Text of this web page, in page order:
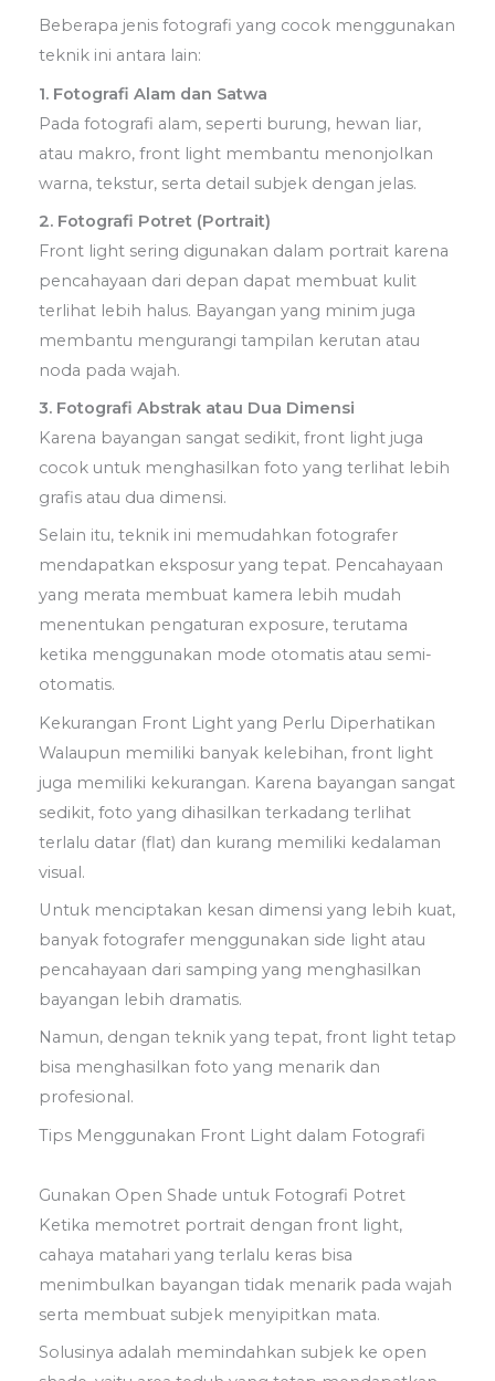
Beberapa jenis fotografi yang cocok menggunakan
teknik ini antara lain:
1. Fotografi Alam dan Satwa
Pada fotografi alam, seperti burung, hewan liar,
atau makro, front light membantu menonjolkan
warna, tekstur, serta detail subjek dengan jelas.
2. Fotografi Potret (Portrait)
Front light sering digunakan dalam portrait karena
pencahayaan dari depan dapat membuat kulit
terlihat lebih halus. Bayangan yang minim juga
membantu mengurangi tampilan kerutan atau
noda pada wajah.
3. Fotografi Abstrak atau Dua Dimensi
Karena bayangan sangat sedikit, front light juga
cocok untuk menghasilkan foto yang terlihat lebih
grafis atau dua dimensi.
Selain itu, teknik ini memudahkan fotografer
mendapatkan eksposur yang tepat. Pencahayaan
yang merata membuat kamera lebih mudah
menentukan pengaturan exposure, terutama
ketika menggunakan mode otomatis atau semi-
otomatis.
Kekurangan Front Light yang Perlu Diperhatikan
Walaupun memiliki banyak kelebihan, front light
juga memiliki kekurangan. Karena bayangan sangat
sedikit, foto yang dihasilkan terkadang terlihat
terlalu datar (flat) dan kurang memiliki kedalaman
visual.
Untuk menciptakan kesan dimensi yang lebih kuat,
banyak fotografer menggunakan side light atau
pencahayaan dari samping yang menghasilkan
bayangan lebih dramatis.
Namun, dengan teknik yang tepat, front light tetap
bisa menghasilkan foto yang menarik dan
profesional.
Tips Menggunakan Front Light dalam Fotografi
Gunakan Open Shade untuk Fotografi Potret
Ketika memotret portrait dengan front light,
cahaya matahari yang terlalu keras bisa
menimbulkan bayangan tidak menarik pada wajah
serta membuat subjek menyipitkan mata.
Solusinya adalah memindahkan subjek ke open